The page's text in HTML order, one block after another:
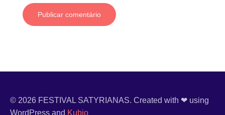
© 2026 FESTIVAL SATYRIANAS. Created with ❤ using
WordPress and Kubio